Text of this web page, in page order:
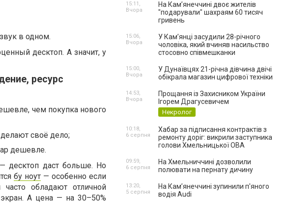
в одном.
десктоп. А значит, у
ресурс
чем покупка нового
своё дело;
дешевле.
десктоп даст больше. Но
бу ноут — особенно если
обладают отличной
А цена — на 30–50%
На Камʼянеччині двоє жителів
"подарували" шахраям 60 тисяч
гривень
15:11,
Вчора
У Камʼянці засудили 28-річного
чоловіка, який вчиняв насильство
стосовно співмешканки
15:06,
Вчора
У Дунаївцях 21-річна дівчина двічі
обікрала магазин цифрової техніки
15:00,
Вчора
Прощання із Захисником України
Ігорем Драгусевичем
Некролог
14:53,
Вчора
Хабар за підписання контрактів з
ремонту доріг: викрили заступника
голови Хмельницької ОВА
10:18,
6 серпня
На Хмельниччині дозволили
полювати на пернату дичину
09:59,
6 серпня
На Камʼянеччині зупинили п'яного
водія Audi
13:20,
5 серпня